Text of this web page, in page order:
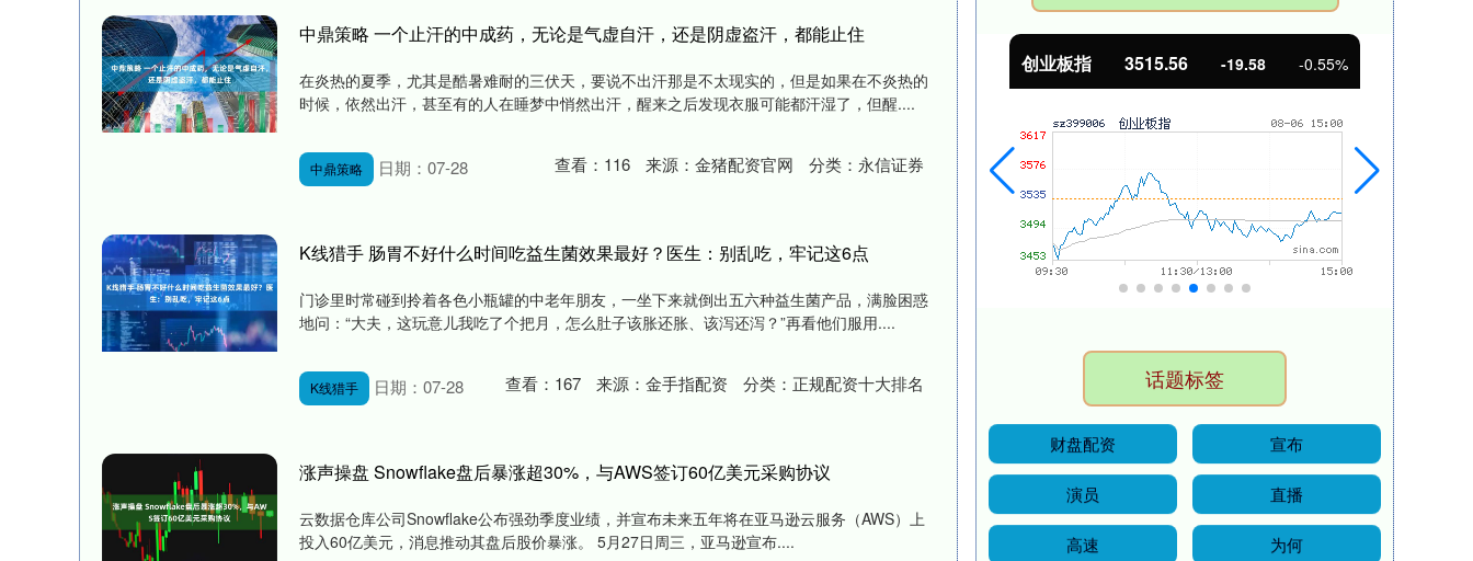
中鼎策略 一个止汗的中成药，无论是气虚自汗，还是阴虚盗汗，都能止住
在炎热的夏季，尤其是酷暑难耐的三伏天，要说不出汗那是不太现实的，但是如果在不炎热的
时候，依然出汗，甚至有的人在睡梦中悄然出汗，醒来之后发现衣服可能都汗湿了，但醒....
中鼎策略 日期：07-28 查看： 116 来源： 金猪配资官网 分类： 永信证券
K线猎手 肠胃不好什么时间吃益生菌效果最好？医生：别乱吃，牢记这6点
门诊里时常碰到拎着各色小瓶罐的中老年朋友，一坐下来就倒出五六种益生菌产品，满脸困惑
地问：“大夫，这玩意儿我吃了个把月，怎么肚子该胀还胀、该泻还泻？”再看他们服用....
K线猎手 日期：07-28 查看： 167 来源： 金手指配资 分类： 正规配资十大排名
涨声操盘 Snowflake盘后暴涨超30%，与AWS签订60亿美元采购协议
云数据仓库公司Snowflake公布强劲季度业绩，并宣布未来五年将在亚马逊云服务（AWS）上
投入60亿美元，消息推动其盘后股价暴涨。 5月27日周三，亚马逊宣布....
北证50 基金指数 7229.80 -1.63 -0.02%
话题标签
财盘配资 宣布
演员 直播
高速 为何